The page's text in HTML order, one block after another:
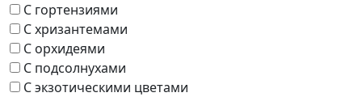
С гортензиями
С хризантемами
С орхидеями
С подсолнухами
С экзотическими цветами